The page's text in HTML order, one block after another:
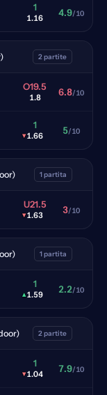
1
1.16 4.9/10
2 partite
O19.5
1.8 6.8/10
1
▾1.66 5/10
1 partita
U21.5
▾1.63 3/10
1 partita
1
▴1.59 2.2/10
2 partite
1
▾1.04 7.9/10